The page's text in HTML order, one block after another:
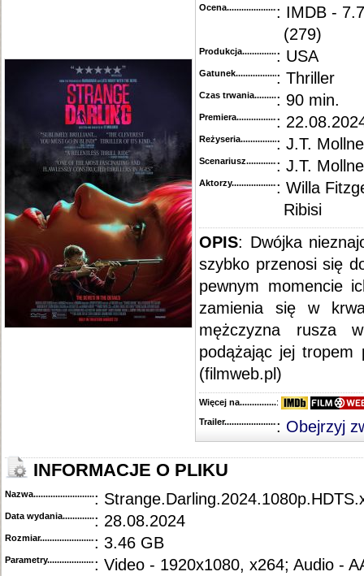
Ocena.............................................
: IMDB -
(279)
Produkcja.........................................
: USA
Gatunek...........................................
: Thriller
Czas trwania......................................
: 90 min.
Premiera..........................................
:
Reżyseria........................................
: J.T.
Scenariusz........................................
: J.T.
Aktorzy...........................................
: Willa
Ribisi
OPIS: Dwójka
szybko przenosi się
pewnym momencie
zamienia się w
mężczyzna rusza
podążając jej tropem
(filmweb.pl)
Więcej na........................................
:
Trailer...........................................
: Obejrzyj
INFORMACJE O PLIKU
Nazwa.............................................
:
Data wydania......................................
: 28.08.2024
Rozmiar...........................................
: 3.46 GB
Parametry.........................................: Video - 1920x1080, x264; Audio -